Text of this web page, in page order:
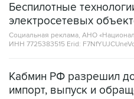
Социальная реклама, АНО
ИНН 7725383515 Erid:
Кабмин РФ разрешил
Евро 3, Евро 4